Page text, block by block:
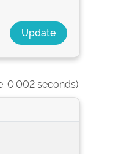
0.002 seconds).